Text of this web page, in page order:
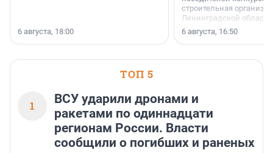
6 августа, 18:00
строительная
Ленинградской области
номинации «Самый
застройщик
области».
6 августа, 16:50
ТОП 5
1
ВСУ ударили дронами и
ракетами по одиннадцати
регионам России. Власти
сообщили о погибших и раненых